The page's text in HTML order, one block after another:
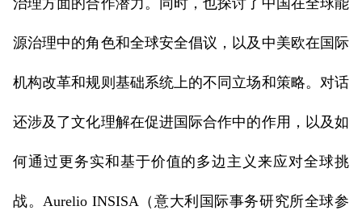
治理方面的合作潜力。同时，也探讨了中国在全球能
源治理中的角色和全球安全倡议，以及中美欧在国际
机构改革和规则基础系统上的不同立场和策略。对话
还涉及了文化理解在促进国际合作中的作用，以及如
何通过更务实和基于价值的多边主义来应对全球挑
战。Aurelio INSISA（意大利国际事务研究所全球参